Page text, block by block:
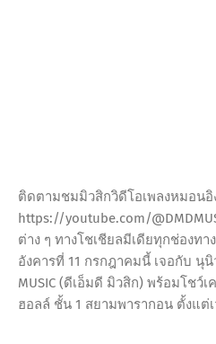
ติดตามชมมิวสิกวิดีโอเพลงหมอนอิ
https://youtube.com/
ต่าง ๆ ทางโชเชียลมีเดียทุกช่องทา
อังคารที่ 11 กรกฎาคมนี้ เจอกับ นุนิ
MUSIC (ดีเอ็มดี มิวสิก) พร้อมโช
ฮอลล์ ชั้น 1 สยามพารากอน ตั้งแต่เ